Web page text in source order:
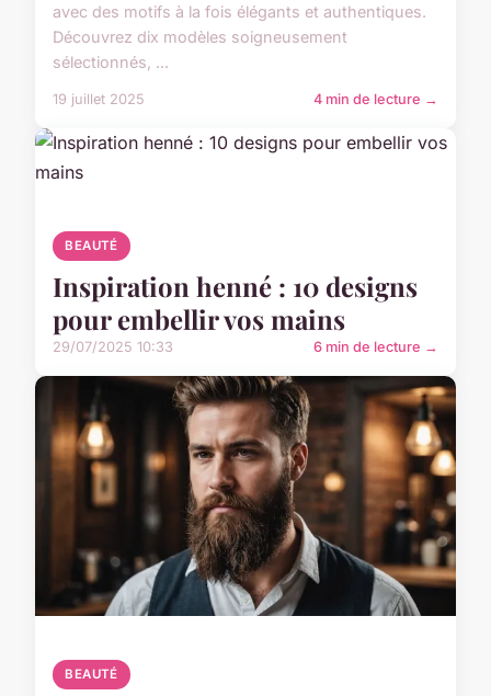
avec des motifs à la fois élégants et authentiques.
Découvrez dix modèles soigneusement
sélectionnés, ...
19 juillet 2025 4 min de lecture →
BEAUTÉ
Inspiration henné : 10 designs
pour embellir vos mains
29/07/2025 10:33 6 min de lecture →
BEAUTÉ